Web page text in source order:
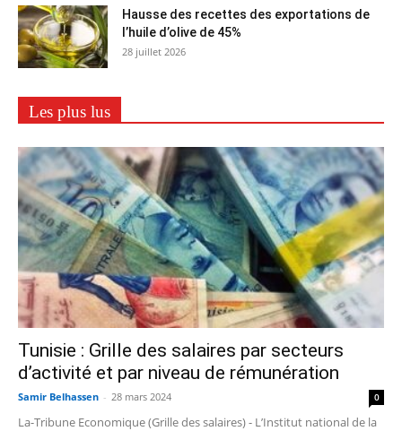
Hausse des recettes des exportations de
l’huile d’olive de 45%
28 juillet 2026
Les plus lus
Tunisie : Grille des salaires par secteurs
d’activité et par niveau de rémunération
Samir Belhassen - 28 mars 2024 0
La-Tribune Economique (Grille des salaires) - L’Institut national de la